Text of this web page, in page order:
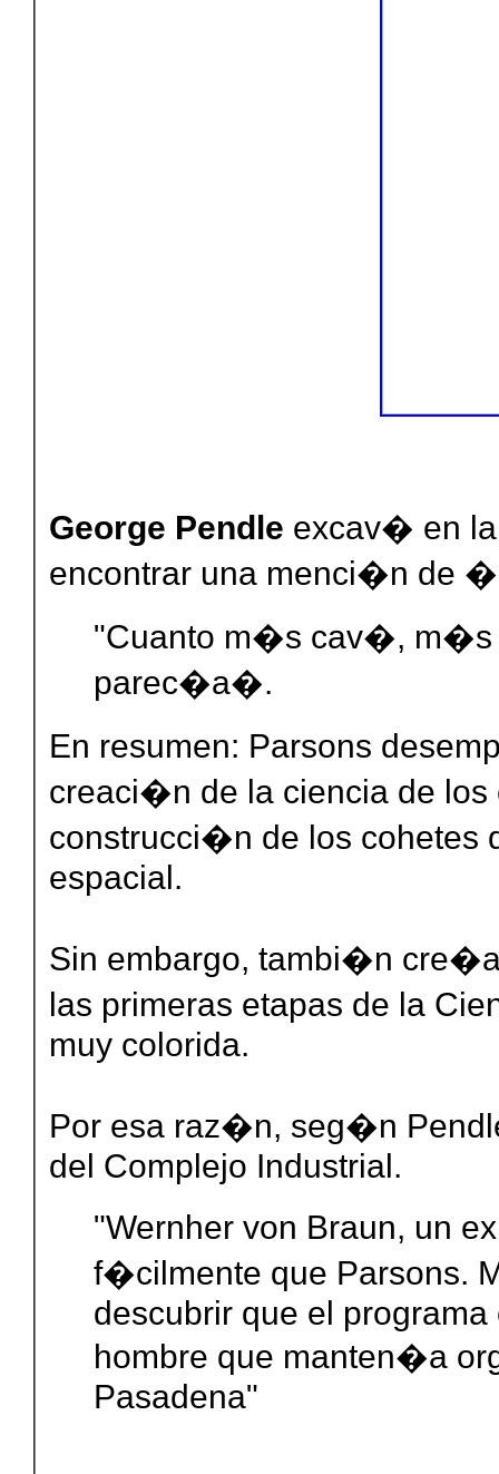
George Pendle excav� en
encontrar una menci�n de
"Cuanto m�s cav�, m�s
parec�a�.
En resumen: Parsons
creaci�n de la ciencia de los
construcci�n de los cohetes
espacial.
Sin embargo, tambi�n
las primeras etapas de la
muy colorida.
Por esa raz�n, seg�n
del Complejo Industrial.
"Wernher von Braun, un
f�cilmente que Parsons.
descubrir que el
hombre que manten�a
Pasadena"